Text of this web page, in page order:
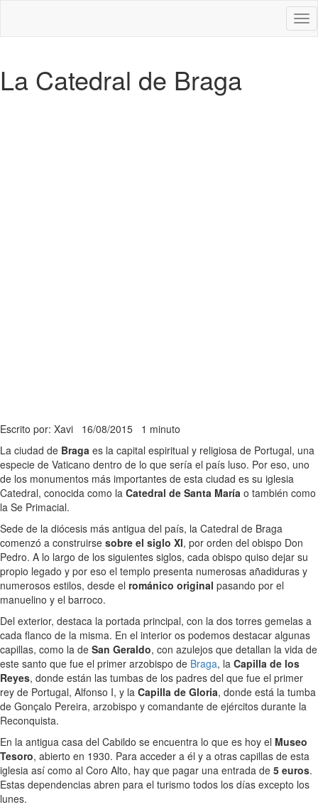
La Catedral de Braga
Escrito por: Xavi 16/08/2015 1 minuto
La ciudad de Braga es la capital espiritual y religiosa de Portugal, una
especie de Vaticano dentro de lo que sería el país luso. Por eso, uno
de los monumentos más importantes de esta ciudad es su iglesia
Catedral, conocida como la Catedral de Santa María o también como
la Se Primacial.
Sede de la diócesis más antigua del país, la Catedral de Braga
comenzó a construirse sobre el siglo XI, por orden del obispo Don
Pedro. A lo largo de los siguientes siglos, cada obispo quiso dejar su
propio legado y por eso el templo presenta numerosas añadiduras y
numerosos estilos, desde el románico original pasando por el
manuelino y el barroco.
Del exterior, destaca la portada principal, con la dos torres gemelas a
cada flanco de la misma. En el interior os podemos destacar algunas
capillas, como la de San Geraldo, con azulejos que detallan la vida de
este santo que fue el primer arzobispo de Braga, la Capilla de los
Reyes, donde están las tumbas de los padres del que fue el primer
rey de Portugal, Alfonso I, y la Capilla de Gloria, donde está la tumba
de Gonçalo Pereira, arzobispo y comandante de ejércitos durante la
Reconquista.
En la antigua casa del Cabildo se encuentra lo que es hoy el Museo
Tesoro, abierto en 1930. Para acceder a él y a otras capillas de esta
iglesia así como al Coro Alto, hay que pagar una entrada de 5 euros.
Estas dependencias abren para el turismo todos los días excepto los
lunes.